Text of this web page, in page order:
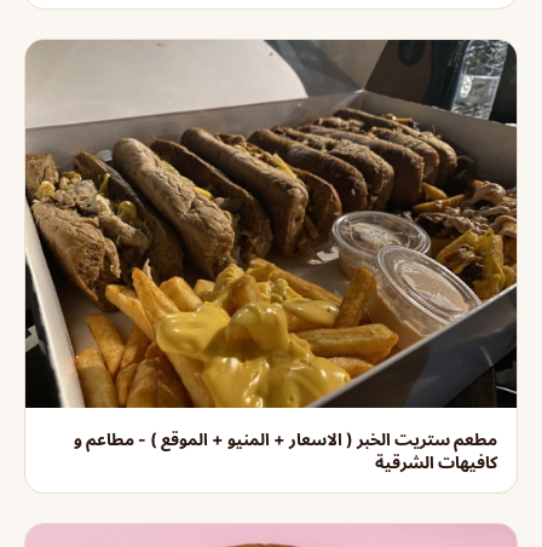
مطعم ستريت الخبر ( الاسعار + المنيو + الموقع ) - مطاعم و
كافيهات الشرقية